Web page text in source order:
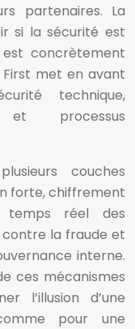
partenaires. La
si la sécurité est
concrètement
met en avant
technique,
et processus
couches
forte, chiffrement
temps réel des
la fraude et
interne.
ces mécanismes
l’illusion d’une
pour une